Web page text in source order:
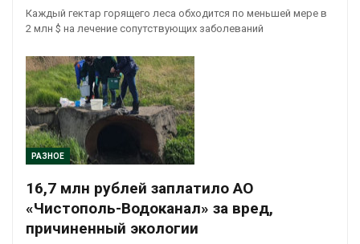
Каждый гектар горящего леса обходится по меньшей мере в
2 млн $ на лечение сопутствующих заболеваний
РАЗНОЕ
16,7 млн рублей заплатило АО
«Чистополь-Водоканал» за вред,
причиненный экологии